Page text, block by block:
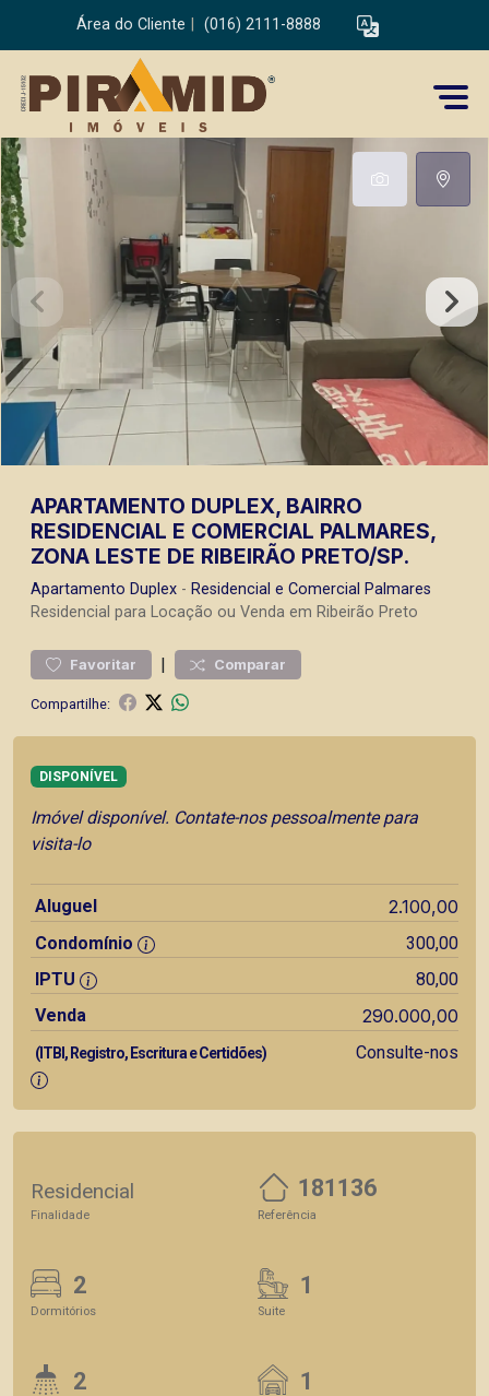
Área do Cliente (016) 2111-8888
APARTAMENTO DUPLEX, BAIRRO
RESIDENCIAL E COMERCIAL PALMARES,
ZONA LESTE DE RIBEIRÃO PRETO/SP.
Apartamento Duplex - Residencial e Comercial Palmares
Residencial para Locação ou Venda em Ribeirão Preto
Favoritar | Comparar
Compartilhe:
DISPONÍVEL
Imóvel disponível. Contate-nos pessoalmente para
visita-lo
Aluguel 2.100,00
Condomínio
300,00
IPTU
80,00
Venda
290.000,00
(ITBI, Registro, Escritura e Certidões) Consulte-nos
Residencial
Finalidade
181136
Referência
2
Dormitórios
1
Suite
2 1